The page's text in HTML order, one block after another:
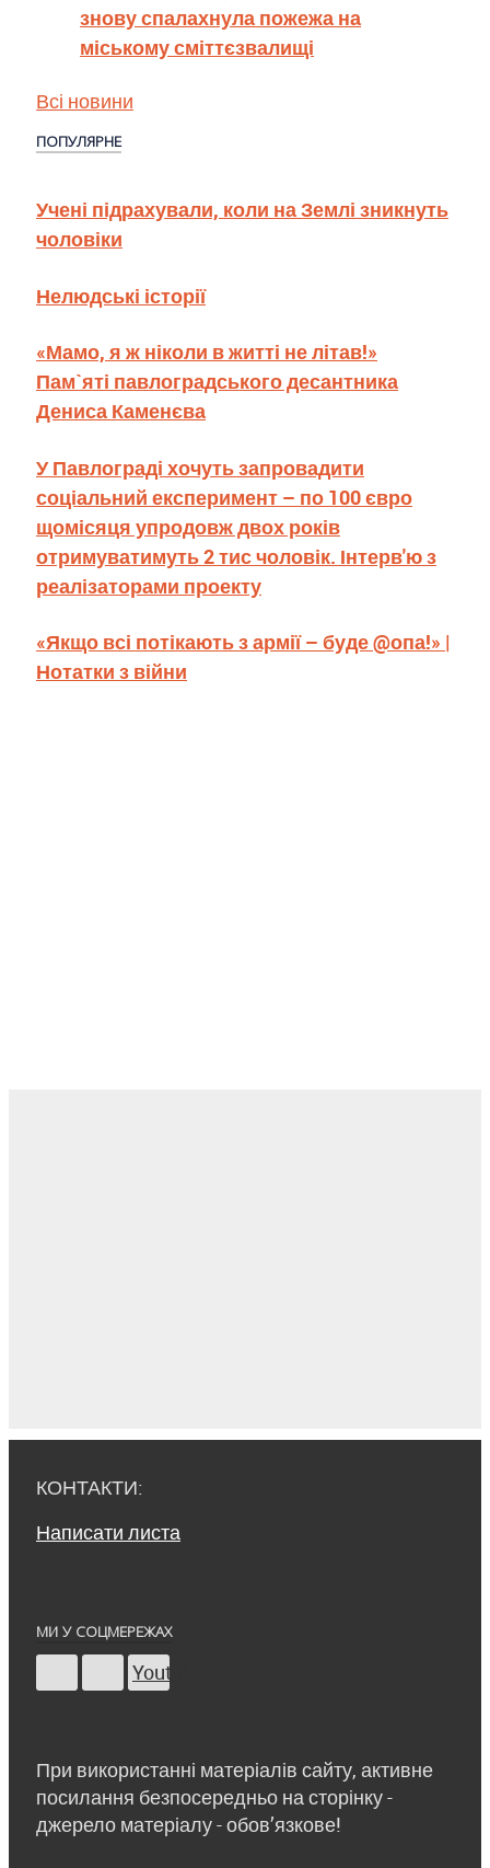
знову спалахнула пожежа на
міському сміттєзвалищі
Всі новини
ПОПУЛЯРНЕ
Учені підрахували, коли на Землі зникнуть
чоловіки
Нелюдські історії
«Мамо, я ж ніколи в житті не літав!»
Пам`яті павлоградського десантника
Дениса Каменєва
У Павлограді хочуть запровадити
соціальний експеримент – по 100 євро
щомісяця упродовж двох років
отримуватимуть 2 тис чоловік. Інтерв'ю з
реалізаторами проекту
«Якщо всі потікають з армії – буде @опа!» |
Нотатки з війни
КОНТАКТИ:
Написати листа
МИ У СОЦМЕРЕЖАХ
Youtube
При використанні матеріалів сайту, активне
посилання безпосередньо на сторінку -
джерело матеріалу - обов’язкове!